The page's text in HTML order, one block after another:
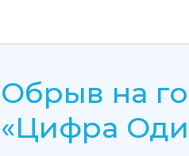
Обрыв на
«Цифра